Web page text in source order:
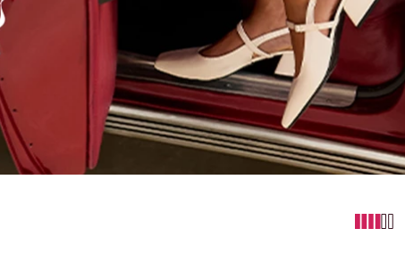
2º
tenis
3º
bota
4º
sandalia
5º
rasteira
6º
tamanco
7º
bolsa